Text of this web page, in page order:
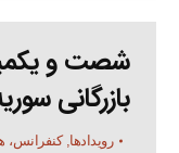
شصت و
بازرگانی
رویدادها,کنفرانس،